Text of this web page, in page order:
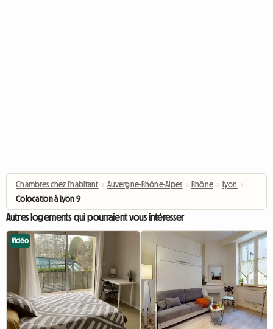
Chambres chez l'habitant › Auvergne-Rhône-Alpes › Rhône › Lyon ›
Colocation à Lyon 9
Autres logements qui pourraient vous intéresser
Vidéo